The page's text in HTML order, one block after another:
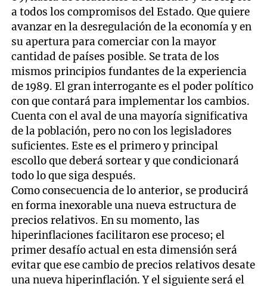
a todos los compromisos del Estado. Que quiere
avanzar en la desregulación de la economía y en
su apertura para comerciar con la mayor
cantidad de países posible. Se trata de los
mismos principios fundantes de la experiencia
de 1989. El gran interrogante es el poder político
con que contará para implementar los cambios.
Cuenta con el aval de una mayoría significativa
de la población, pero no con los legisladores
suficientes. Este es el primero y principal
escollo que deberá sortear y que condicionará
todo lo que siga después.
Como consecuencia de lo anterior, se producirá
en forma inexorable una nueva estructura de
precios relativos. En su momento, las
hiperinflaciones facilitaron ese proceso; el
primer desafío actual en esta dimensión será
evitar que ese cambio de precios relativos desate
una nueva hiperinflación. Y el siguiente será el